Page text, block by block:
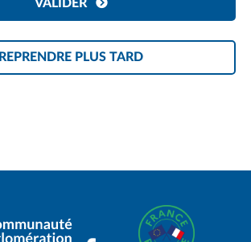
VALIDER
REPRENDRE PLUS TARD